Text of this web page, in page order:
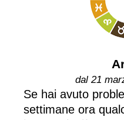
dal 21
Se hai avuto
settimane ora